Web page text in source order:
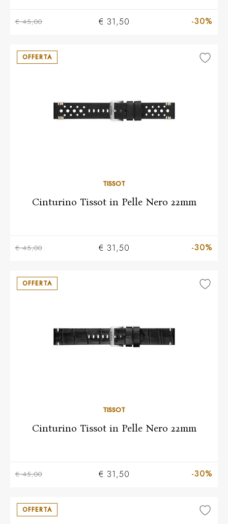
€ 45,00 € 31,50 -30%
OFFERTA
TISSOT
Cinturino Tissot in Pelle Nero 22mm
€ 45,00 € 31,50 -30%
OFFERTA
TISSOT
Cinturino Tissot in Pelle Nero 22mm
€ 45,00 € 31,50 -30%
OFFERTA